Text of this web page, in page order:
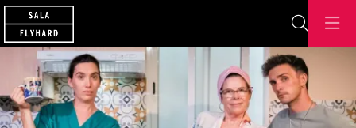
Aquest és un carrusel automàtic. Usa les fletxes del teclat
Diapositiva 1
Diapositiva 1